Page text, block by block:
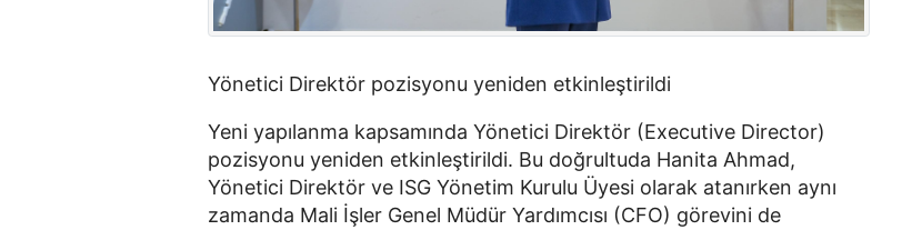
Yönetici Direktör pozisyonu yeniden etkinleştirildi
Yeni yapılanma kapsamında Yönetici Direktör (Executive Director)
pozisyonu yeniden etkinleştirildi. Bu doğrultuda Hanita Ahmad,
Yönetici Direktör ve ISG Yönetim Kurulu Üyesi olarak atanırken aynı
zamanda Mali İşler Genel Müdür Yardımcısı (CFO) görevini de